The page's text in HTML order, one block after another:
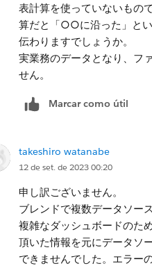
表計算を使っていないもの
算だと「○○に沿った」とい
伝わりますでしょうか。
実業務のデータとなり、フ
せん。
Marcar como útil
takeshiro watanabe
12 de set. de 2023 00:20
申し訳ございません。
ブレンドで複数データソー
複雑なダッシュボードのた
頂いた情報を元にデータソ
できませんでした。エラー